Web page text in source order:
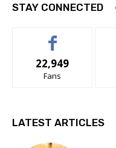
STAY CONNECTED
22,949
Fans
LATEST ARTICLES